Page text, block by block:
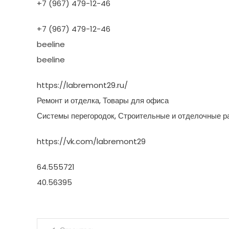
+7 (967) 479-12-46
+7 (967) 479-12-46
beeline
beeline
https://labremont29.ru/
Ремонт и отделка, Товары для офиса
Системы перегородок, Строительные и отделочные
https://vk.com/labremont29
64.555721
40.56395